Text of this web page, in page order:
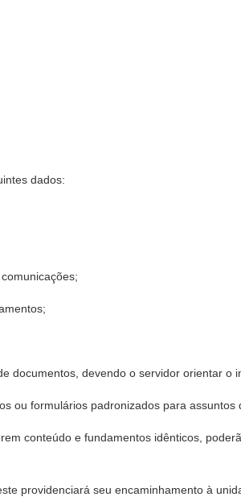
dados:
documentos, devendo o servidor orientar o
ou formulários padronizados para assuntos
conteúdo e fundamentos idênticos,
providenciará seu encaminhamento à